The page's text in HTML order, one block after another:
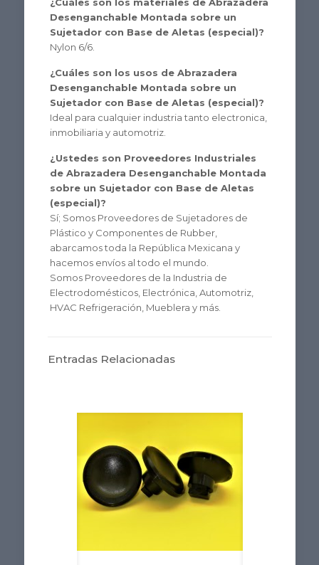
¿Cuáles son los materiales de Abrazadera
Desenganchable Montada sobre un
Sujetador con Base de Aletas (especial)?
Nylon 6/6.
¿Cuáles son los usos de Abrazadera
Desenganchable Montada sobre un
Sujetador con Base de Aletas (especial)?
Ideal para cualquier industria tanto electronica,
inmobiliaria y automotriz.
¿Ustedes son Proveedores Industriales
de Abrazadera Desenganchable Montada
sobre un Sujetador con Base de Aletas
(especial)?
Sí; Somos Proveedores de Sujetadores de
Plástico y Componentes de Rubber,
abarcamos toda la República Mexicana y
hacemos envíos al todo el mundo.
Somos Proveedores de la Industria de
Electrodomésticos, Electrónica, Automotriz,
HVAC Refrigeración, Mueblera y más.
Entradas Relacionadas